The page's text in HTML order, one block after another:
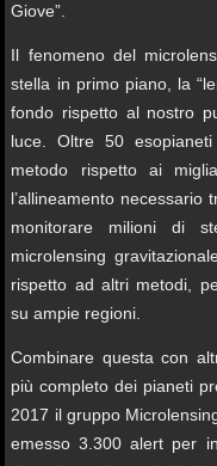
Giove”.
Il fenomeno del
stella in primo piano, la
fondo rispetto al nostro
luce. Oltre 50
metodo rispetto ai
l’allineamento
monitorare milioni di
microlensing
rispetto ad altri metodi,
su ampie regioni.
Combinare questa con
più completo dei pianeti
2017 il gruppo
emesso 3.300 alert per